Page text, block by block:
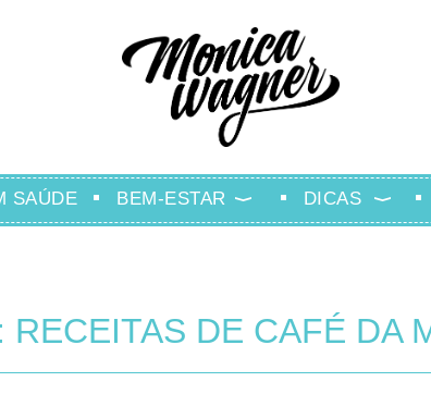
SAÚDE BEM-ESTAR DICAS
RECEITAS DE CAFÉ DA